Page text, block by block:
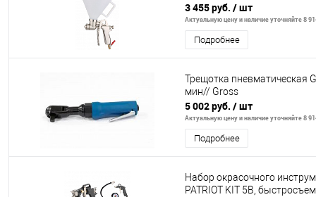
3 455 руб. / шт
Актуальную цену и наличие уточняйте 8
Подробнее
Трещотка пневматическая
мин// Gross
5 002 руб. / шт
Актуальную цену и наличие уточняйте 8
Подробнее
Набор окрасочного
PATRIOT KIT 5В,